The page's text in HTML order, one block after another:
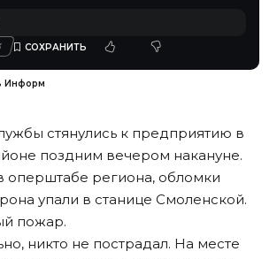
Информ
стянулись к предприятию в
поздним вечером накануне.
оперштабе региона, обломки
упали в станице Смоленской.
пожар.
никто не пострадал. На месте